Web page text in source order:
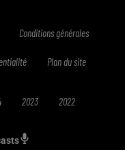
Conditions générales
Plan du site
2023 2022